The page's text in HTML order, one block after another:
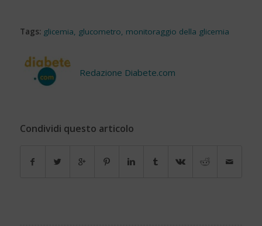
Tags: glicemia, glucometro, monitoraggio della glicemia
Redazione Diabete.com
Condividi questo articolo